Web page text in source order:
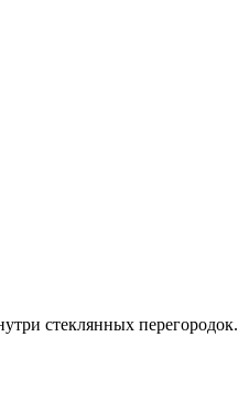
стеклянных перегородок.